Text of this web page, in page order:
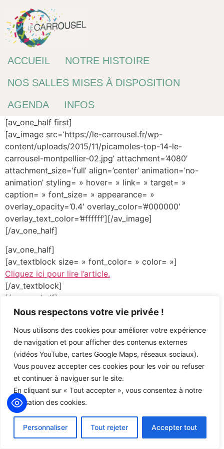
Nous respectons votre vie privée !
Nous utilisons des cookies pour améliorer votre expérience
de navigation et pour afficher des contenus externes
(vidéos YouTube, cartes Google Maps, réseaux sociaux).
Vous pouvez accepter ces cookies pour les voir ou refuser
et continuer à naviguer sur le site.
En cliquant sur « Tout accepter », vous consentez à notre
utilisation des cookies.
Personnaliser Tout rejeter Accepter tout
contenu
ACCUEIL
NOTRE HISTOIRE
NOS SALLES MISES À DISPOSITION
AGENDA
INFOS
[av_one_half first]
[av_image src=’https://le-carrousel.fr/wp-
content/uploads/2015/11/picamoles-top-14-le-
carrousel-montpellier-02.jpg’ attachment=’4080′
attachment_size=’full’ align=’center’ animation=’no-
animation’ styling= » hover= » link= » target= »
caption= » font_size= » appearance= »
overlay_opacity=’0.4′ overlay_color=’#000000′
overlay_text_color=’#ffffff’][/av_image]
[/av_one_half]
[av_one_half]
[av_textblock size= » font_color= » color= »]
Cliquez ici pour lire l’article.
[/av_textblock]
[/av_one_half]
[av_social_share title=’Partager cet article’ style= »
buttons= » share_facebook= » share_twitter= »
share_pinterest= » share_gplus= » share_reddit= »
share_linkedin= » share_tumblr= » share_vk= »
share_mail= »][/av_social_share]